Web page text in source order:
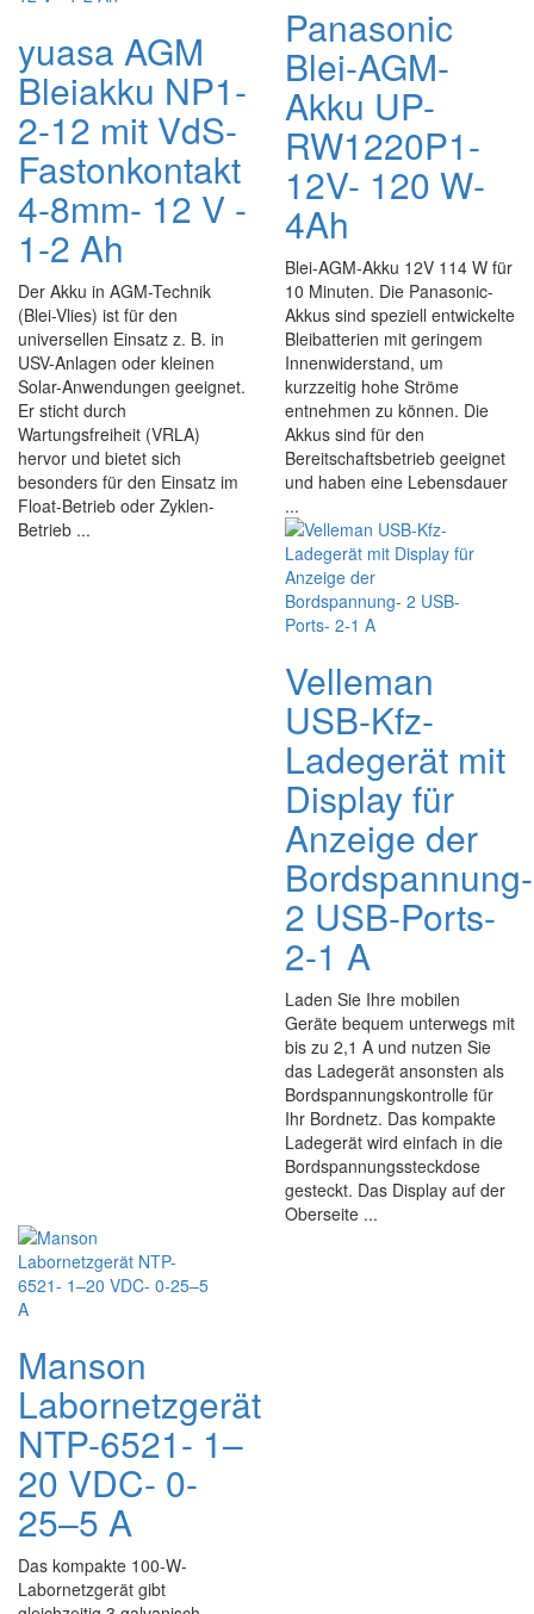
yuasa AGM
Bleiakku NP1-
2-12 mit VdS-
Fastonkontakt
4-8mm- 12 V -
1-2 Ah
Der Akku in AGM-Technik
(Blei-Vlies) ist für den
universellen Einsatz z. B. in
USV-Anlagen oder kleinen
Solar-Anwendungen geeignet.
Er sticht durch
Wartungsfreiheit (VRLA)
hervor und bietet sich
besonders für den Einsatz im
Float-Betrieb oder Zyklen-
Betrieb ...
Panasonic
Blei-AGM-
Akku UP-
RW1220P1-
12V- 120 W-
4Ah
Blei-AGM-Akku 12V 114 W für
10 Minuten. Die Panasonic-
Akkus sind speziell entwickelte
Bleibatterien mit geringem
Innenwiderstand, um
kurzzeitig hohe Ströme
entnehmen zu können. Die
Akkus sind für den
Bereitschaftsbetrieb geeignet
und haben eine Lebensdauer
...
Velleman
USB-Kfz-
Ladegerät mit
Display für
Anzeige der
Bordspannung-
2 USB-Ports-
2-1 A
Laden Sie Ihre mobilen
Geräte bequem unterwegs mit
bis zu 2,1 A und nutzen Sie
das Ladegerät ansonsten als
Bordspannungskontrolle für
Ihr Bordnetz. Das kompakte
Ladegerät wird einfach in die
Bordspannungssteckdose
gesteckt. Das Display auf der
Oberseite ...
Manson
Labornetzgerät
NTP-6521- 1–
20 VDC- 0-
25–5 A
Das kompakte 100-W-
Labornetzgerät gibt